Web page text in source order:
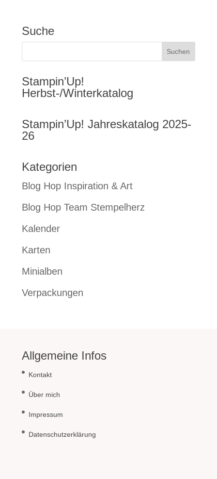
Suche
Stampin’Up!
Herbst-/Winterkatalog
Stampin’Up! Jahreskatalog 2025-
26
Kategorien
Blog Hop Inspiration & Art
Blog Hop Team Stempelherz
Kalender
Karten
Minialben
Verpackungen
Allgemeine Infos
Kontakt
Über mich
Impressum
Datenschutzerklärung